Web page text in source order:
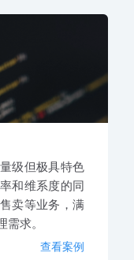
级但极具特色
和维系度的同
卖等业务，满
求。
查看案例